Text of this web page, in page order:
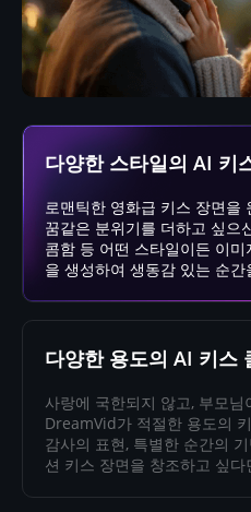
다양한 스타일의 AI 키
로맨틱한 영화급 키스 장면을
꿈같은 분위기를 더하고 싶으
콤함 등 어떤 스타일이든 이
을 생성하여 생동감 있는 순간
다양한 용도의 AI 키스
사랑에 국한되지 않고, 부모
DreamVid가 적절한 용도의
감사의 표현, 특별한 순간의
션 키스 장면을 창조하고 싶